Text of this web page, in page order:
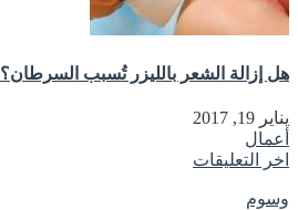
هل إزالة الشعر بالليزر تُسبب السرطان؟
يناير 19, 2017
أعمال
اخر التعليقات
وسوم